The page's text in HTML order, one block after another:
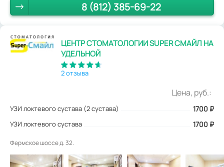
8 (812) 385-69-22
ЦЕНТР СТОМАТОЛОГИИ SUPER СМАЙЛ НА
УДЕЛЬНОЙ
2 отзыва
Цена, руб.:
УЗИ локтевого сустава (2 сустава) 1700 ₽
УЗИ локтевого сустава 1700 ₽
Фермское шоссе д. 32.